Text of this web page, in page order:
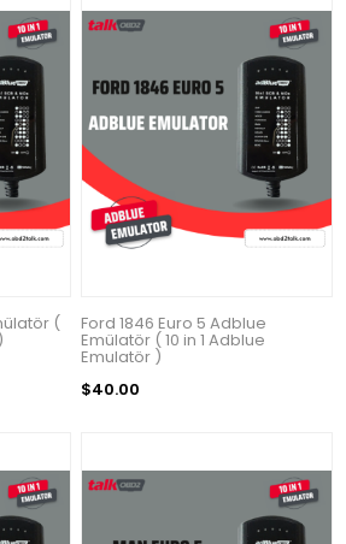
( Ford 1846 Euro 5 Adblue
Emülatör ( 10 in 1 Adblue
Emulatör )
$40.00